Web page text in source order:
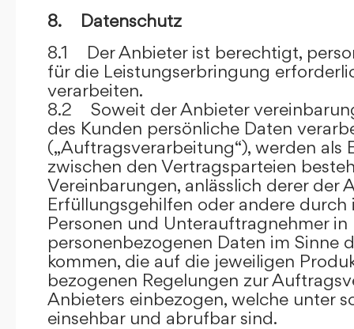
8. Datenschutz
8.1 Der Anbieter ist berechtigt,
für die Leistungserbringung
verarbeiten.
8.2 Soweit der Anbieter
des Kunden persönliche Daten
(„Auftragsverarbeitung“), werden als
zwischen den Vertragsparteien
Vereinbarungen, anlässlich derer der
Erfüllungsgehilfen oder andere
Personen und Unterauftragnehmer
personenbezogenen Daten im Sinne
kommen, die auf die jeweiligen
bezogenen Regelungen zur
Anbieters einbezogen, welche unter
einsehbar und abrufbar sind.